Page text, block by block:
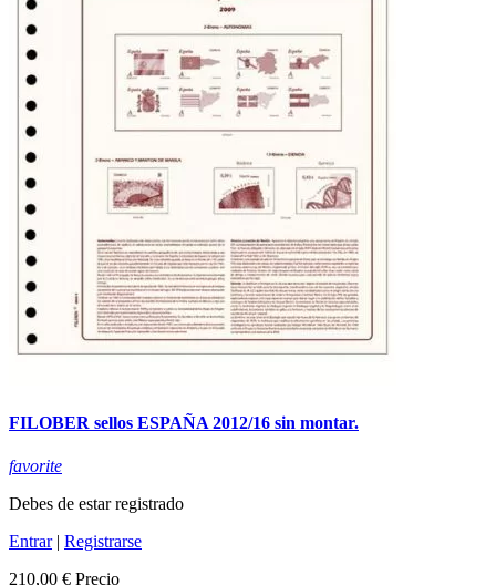
FILOBER sellos ESPAÑA 2012/16 sin montar.
favorite
Debes de estar registrado
Entrar| Registrarse
210,00 € Precio